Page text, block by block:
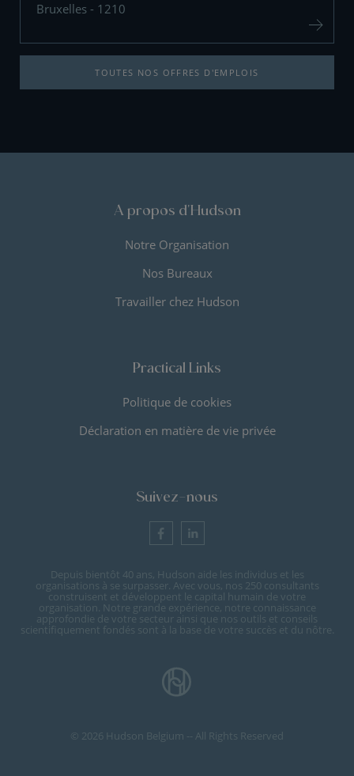
Bruxelles - 1210
TOUTES NOS OFFRES D'EMPLOIS
A propos d'Hudson
Notre Organisation
Nos Bureaux
Travailler chez Hudson
Practical Links
Politique de cookies
Déclaration en matière de vie privée
Suivez-nous
Depuis bientôt 40 ans, Hudson aide les individus et les
organisations à se surpasser. Avec vous, nos 250 consultants
construisent et développent le capital humain de votre
organisation. Notre grande expérience, notre connaissance
approfondie de votre secteur ainsi que nos outils et conseils
scientifiquement fondés sont à la base de votre succès et du nôtre.
© 2026 Hudson Belgium -- All Rights Reserved